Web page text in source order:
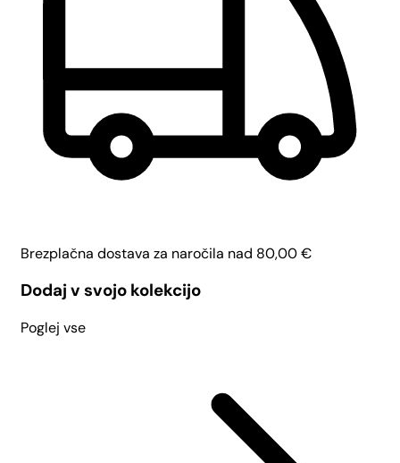
Brezplačna dostava za naročila nad 80,00€
Dodaj v svojo kolekcijo
Poglej vse